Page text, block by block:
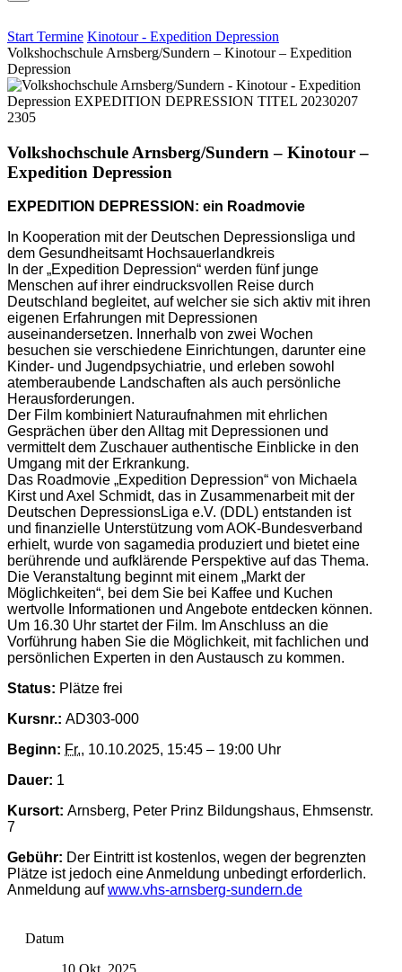
Start Termine Kinotour - Expedition Depression
Volkshochschule Arnsberg/Sundern – Kinotour – Expedition
Depression
Volkshochschule Arnsberg/Sundern – Kinotour –
Expedition Depression
EXPEDITION DEPRESSION: ein Roadmovie
In Kooperation mit der Deutschen Depressionsliga und
dem Gesundheitsamt Hochsauerlandkreis
In der „Expedition Depression“ werden fünf junge
Menschen auf ihrer eindrucksvollen Reise durch
Deutschland begleitet, auf welcher sie sich aktiv mit ihren
eigenen Erfahrungen mit Depressionen
auseinandersetzen. Innerhalb von zwei Wochen
besuchen sie verschiedene Einrichtungen, darunter eine
Kinder- und Jugendpsychiatrie, und erleben sowohl
atemberaubende Landschaften als auch persönliche
Herausforderungen.
Der Film kombiniert Naturaufnahmen mit ehrlichen
Gesprächen über den Alltag mit Depressionen und
vermittelt dem Zuschauer authentische Einblicke in den
Umgang mit der Erkrankung.
Das Roadmovie „Expedition Depression“ von Michaela
Kirst und Axel Schmidt, das in Zusammenarbeit mit der
Deutschen DepressionsLiga e.V. (DDL) entstanden ist
und finanzielle Unterstützung vom AOK-Bundesverband
erhielt, wurde von sagamedia produziert und bietet eine
berührende und aufklärende Perspektive auf das Thema.
Die Veranstaltung beginnt mit einem „Markt der
Möglichkeiten“, bei dem Sie bei Kaffee und Kuchen
wertvolle Informationen und Angebote entdecken können.
Um 16.30 Uhr startet der Film. Im Anschluss an die
Vorführung haben Sie die Möglichkeit, mit fachlichen und
persönlichen Experten in den Austausch zu kommen.
Status: Plätze frei
Kursnr.: AD303-000
Beginn: Fr., 10.10.2025, 15:45 – 19:00 Uhr
Dauer: 1
Kursort: Arnsberg, Peter Prinz Bildungshaus, Ehmsenstr.
7
Gebühr: Der Eintritt ist kostenlos, wegen der begrenzten
Plätze ist jedoch eine Anmeldung unbedingt erforderlich.
Anmeldung aufwww.vhs-arnsberg-sundern.de
Datum